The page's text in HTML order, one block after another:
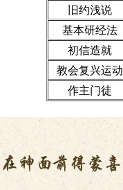
旧约浅说
基本研经法
初信造就
教会复兴运动
作主门徒